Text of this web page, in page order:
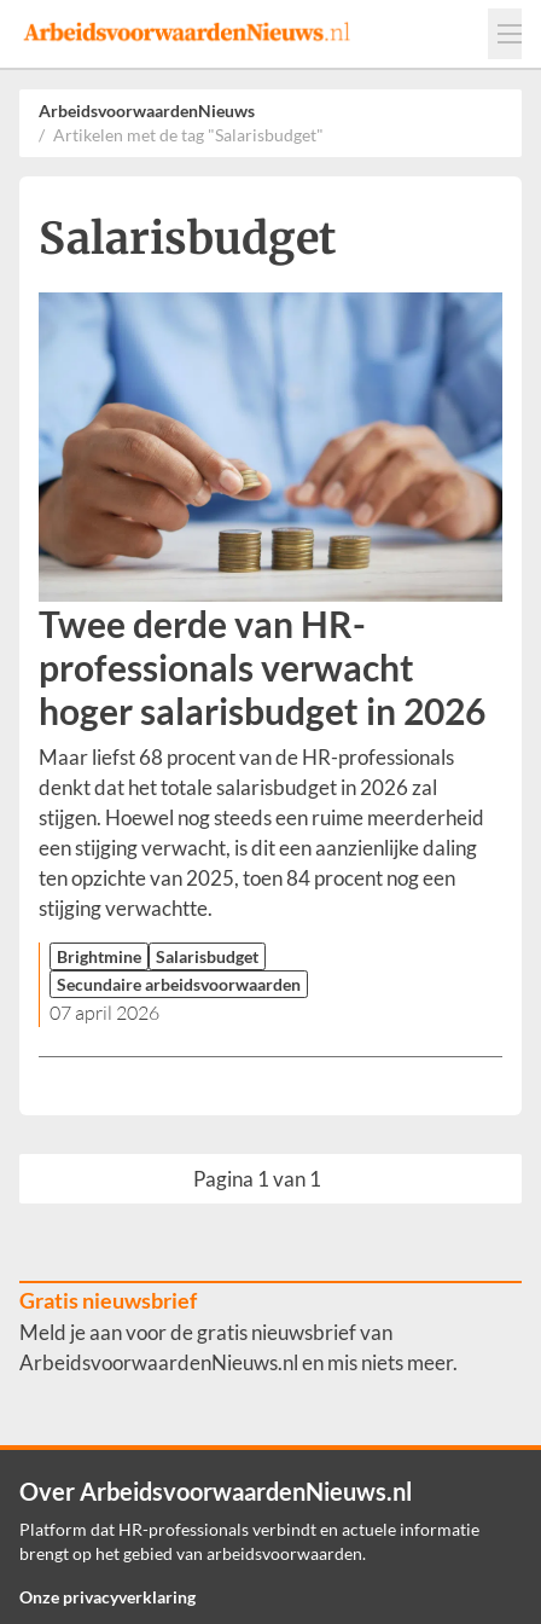
Events
Adverteren
Leveranciers
Werkgevers
ArbeidsvoorwaardenNieuws
Artikelen met de tag "Salarisbudget"
Salarisbudget
Twee derde van HR-
professionals verwacht
hoger salarisbudget in 2026
Maar liefst 68 procent van de HR-professionals
denkt dat het totale salarisbudget in 2026 zal
stijgen. Hoewel nog steeds een ruime meerderheid
een stijging verwacht, is dit een aanzienlijke daling
ten opzichte van 2025, toen 84 procent nog een
stijging verwachtte.
Brightmine
Salarisbudget
Secundaire arbeidsvoorwaarden
07 april 2026
Pagina 1 van 1
Gratis nieuwsbrief
Meld je aan voor de gratis nieuwsbrief van
ArbeidsvoorwaardenNieuws.nl en mis niets meer.
Over ArbeidsvoorwaardenNieuws.nl
Platform dat HR-professionals verbindt en actuele informatie
brengt op het gebied van arbeidsvoorwaarden.
Onze privacyverklaring